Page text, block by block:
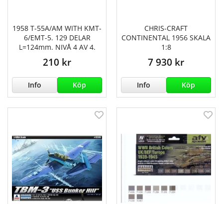
1958 T-55A/AM WITH KMT-
6/EMT-5. 129 DELAR
L=124mm. NIVÅ 4 AV 4.
210 kr
Info Köp
CHRIS-CRAFT
CONTINENTAL 1956 SKALA
1:8
7 930 kr
Info Köp